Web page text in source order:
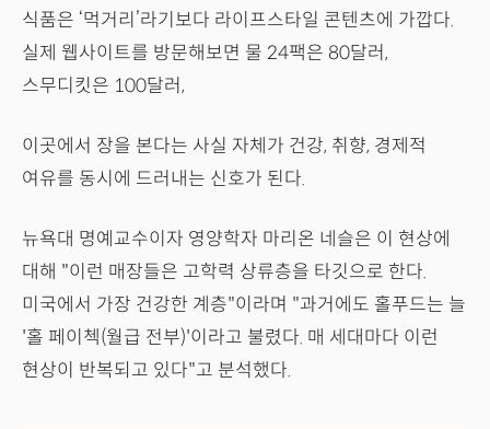
식품은 ‘먹거리’라기보다 라이프스타일 콘텐츠에 가깝다.
실제 웹사이트를 방문해보면 물 24팩은 80달러,
스무디킷은 100달러,
이곳에서 장을 본다는 사실 자체가 건강, 취향, 경제적
여유를 동시에 드러내는 신호가 된다.
뉴욕대 명예교수이자 영양학자 마리온 네슬은 이 현상에
대해 "이런 매장들은 고학력 상류층을 타깃으로 한다.
미국에서 가장 건강한 계층"이라며 "과거에도 홀푸드는 늘
'홀 페이첵(월급 전부)'이라고 불렸다. 매 세대마다 이런
현상이 반복되고 있다"고 분석했다.